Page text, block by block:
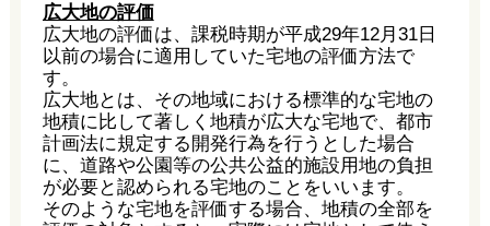
広大地の評価
広大地の評価は、課税時期が平成29年12月31日
以前の場合に適用していた宅地の評価方法で
す。
広大地とは、その地域における標準的な宅地の
地積に比して著しく地積が広大な宅地で、都市
計画法に規定する開発行為を行うとした場合
に、道路や公園等の公共公益的施設用地の負担
が必要と認められる宅地のことをいいます。
そのような宅地を評価する場合、地積の全部を